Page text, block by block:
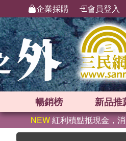
企業採購 會員登入
暢銷榜 新品推
NEW紅利積點抵現金，